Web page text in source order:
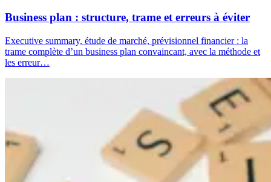
Business plan : structure, trame et erreurs à éviter
Executive summary, étude de marché, prévisionnel financier : la
trame complète d’un business plan convaincant, avec la méthode et
les erreur…